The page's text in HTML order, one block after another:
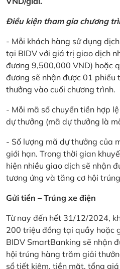
Điều kiện tham gia chương
- Mỗi khách hàng sử dụng
tại BIDV với giá trị giao dịch
đương 9,500,000 VND) hoặc
đương sẽ nhận được 01
thưởng vào cuối chương trình.
- Mỗi mã số chuyển tiền hợp
dự thưởng (mã dự thưởng là
- Số lượng mã dự thưởng của
giới hạn. Trong thời gian
hiện nhiều giao dịch sẽ nhận
tương ứng và tăng cơ hội
Gửi tiền – Trúng xe điện
Từ nay đến hết 31/12/2024,
200 triệu đồng tại quầy hoặc
BIDV SmartBanking sẽ nhận
hội trúng hàng trăm giải
sổ tiết kiệm, tiền mặt, tổng